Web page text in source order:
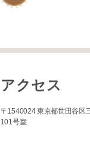
アクセス
〒1540024 東京都世田谷区
101号室